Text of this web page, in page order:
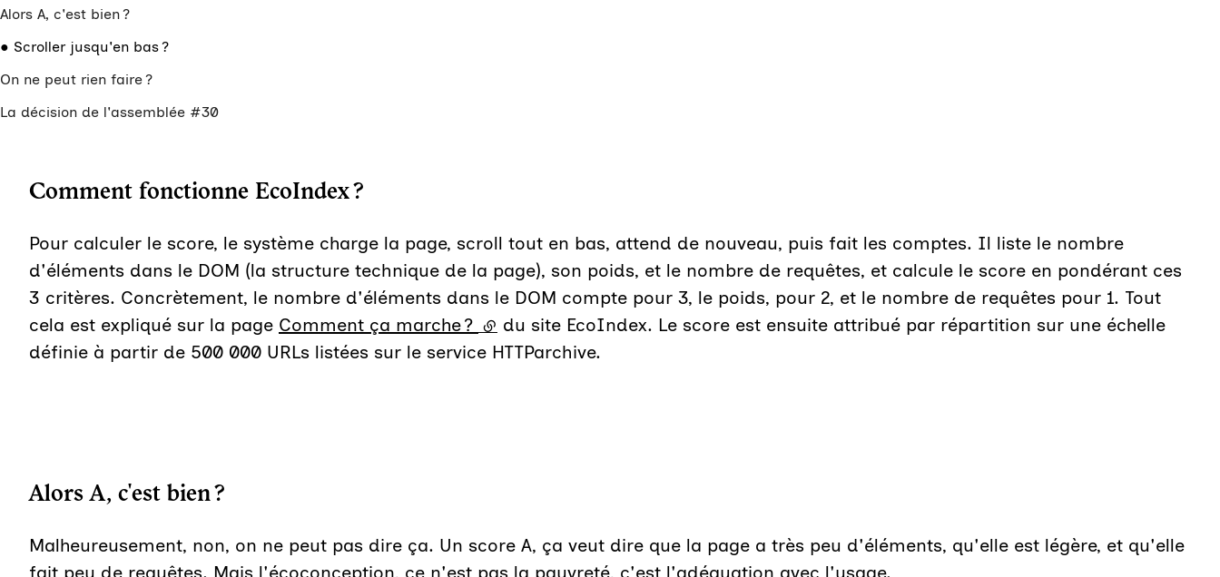
Alors A, c'est bien ?
Scroller jusqu'en bas ?
On ne peut rien faire ?
La décision de l'assemblée #30
Comment fonctionne EcoIndex ?
Pour calculer le score, le système charge la page, scroll tout en bas, attend de nouveau, puis fait les comptes. Il liste le nombre
d'éléments dans le DOM (la structure technique de la page), son poids, et le nombre de requêtes, et calcule le score en pondérant ces
3 critères. Concrètement, le nombre d'éléments dans le DOM compte pour 3, le poids, pour 2, et le nombre de requêtes pour 1. Tout
cela est expliqué sur la page Comment ça marche ? (lien externe)
du site EcoIndex. Le score est ensuite attribué par répartition sur une échelle
définie à partir de 500 000 URLs listées sur le service HTTParchive.
Alors A, c'est bien ?
Malheureusement, non, on ne peut pas dire ça. Un score A, ça veut dire que la page a très peu d'éléments, qu'elle est légère, et qu'elle
fait peu de requêtes. Mais l'écoconception, ce n'est pas la pauvreté, c'est l'adéquation avec l'usage.